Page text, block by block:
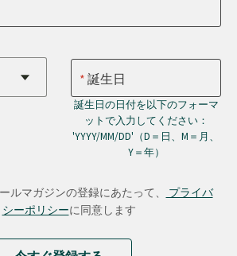
誕生日
誕生日の日付を以下のフォーマ
ットで入力してください：
'YYYY/MM/DD'（D＝日、M＝月、
Y＝年）
ルマガジンの登録にあたって、
プライバ
シーポリシーに同意します